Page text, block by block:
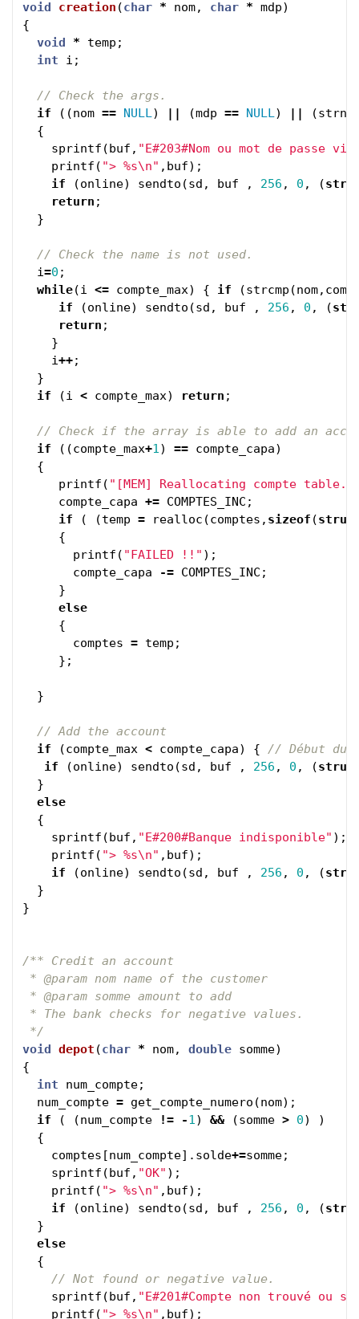
void
creation (char * nom, char * mdp)
{
void
* temp ;
int
i ;
// Check the args.
if
((nom == NULL) (mdp == NULL) (
{
sprintf ( buf , "E#203#Nom ou mot de passe
printf ( "> %s\n" , buf);
if
(online) sendto (sd , buf , 256 , 0 , (
return ;
}
// Check the name is not used.
i=0 ;
while(i <= compte_max) { if (strcmp (nom,
if
(online) sendto (sd , buf , 256 , 0 , (
return ;
}
i++;
}
if
(i < compte_max) return ;
// Check if the array is able to add an
if
((compte_max+1) == compte_capa)
{
printf ( "[MEM] Reallocating compte
compte_capa += COMPTES_INC ;
if
( (temp = realloc (comptes , sizeof (
{
printf ( "FAILED !!" );
compte_capa
-= COMPTES_INC ;
}
else
{
comptes = temp ;
};
}
// Add the account
if
(compte_max < compte_capa) {
// Début du
if
(online) sendto (sd , buf , 256 , 0 , (
}
else
{
sprintf ( buf , "E#200#Banque indisponible" );
printf ( "> %s\n" , buf);
if
(online) sendto (sd , buf , 256 , 0 , (
}
}
/** Credit an account
* @param nom name of the customer
* @param somme amount to add
* The bank checks for negative values.
*/
void
depot (char * nom, double somme)
{
int
num_compte;
num_compte = get_compte_numero (nom);
if
( (num_compte != -1) && (somme > 0)
)
{
comptes [num_compte]. solde+=somme;
sprintf ( buf , "OK" );
printf ( "> %s\n" , buf);
if
(online) sendto (sd , buf , 256 , 0 , (
}
else
{
// Not found or negative value.
sprintf ( buf , "E#201#Compte non trouvé ou
printf ( "> %s\n" , buf);